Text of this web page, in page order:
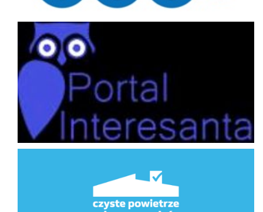
Portal interesanta